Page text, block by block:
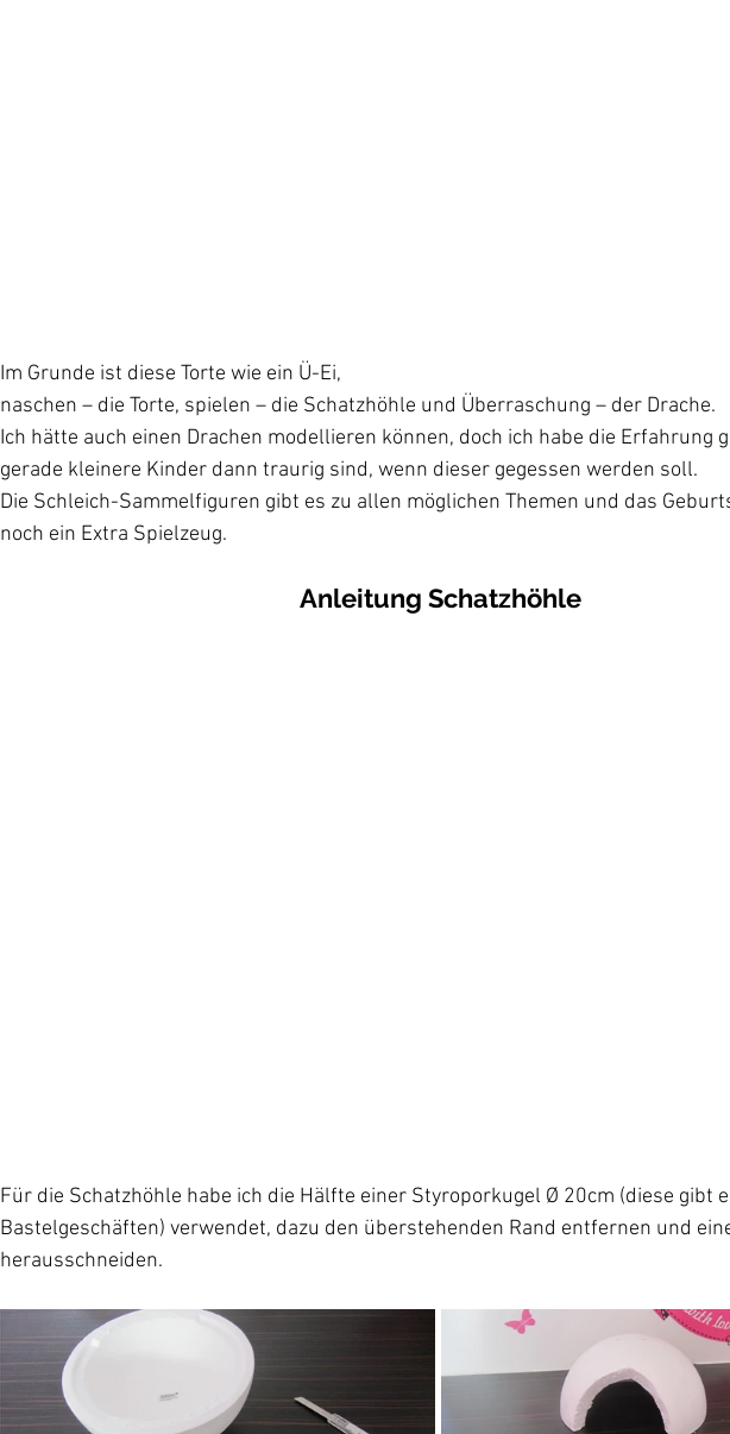
Im Grunde ist diese Torte wie ein Ü-Ei,
naschen – die Torte, spielen – die Schatzhöhle und Überraschung – der Drache.
Ich hätte auch einen Drachen modellieren können, doch ich habe die Erfahrung
gerade kleinere Kinder dann traurig sind, wenn dieser gegessen werden soll.
Die Schleich-Sammelfiguren gibt es zu allen möglichen Themen und das
noch ein Extra Spielzeug.
Anleitung Schatzhöhle
Für die Schatzhöhle habe ich die Hälfte einer Styroporkugel Ø 20cm (diese gibt
Bastelgeschäften) verwendet, dazu den überstehenden Rand entfernen und
herausschneiden.